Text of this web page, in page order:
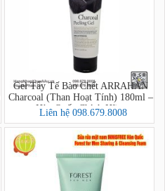
Gel Tẩy Tế Bào Chết ARRAHAN
Charcoal (Than Hoạt Tính) 180ml –
Hàn Quốc Chính Hãng
Liên hệ 098.679.8008